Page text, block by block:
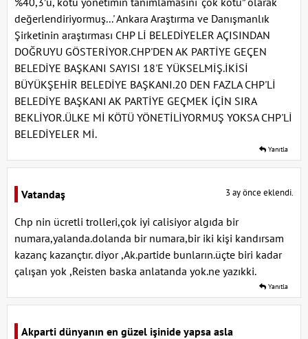
değerlendiriyormuş...' Ankara Araştırma ve Danışmanlık
Şirketinin araştırması CHP Lİ BELEDİYELER AÇISINDAN
DOĞRUYU GÖSTERİYOR.CHP'DEN AK PARTİYE GEÇEN
BELEDİYE BAŞKANI SAYISI 18'E YÜKSELMİŞ.İKİSİ
BÜYÜKŞEHİR BELEDİYE BAŞKANI.20 DEN FAZLA CHP'Lİ
BELEDİYE BAŞKANI AK PARTİYE GEÇMEK İÇİN SIRA
BEKLİYOR.ÜLKE Mİ KÖTÜ YÖNETİLİYORMUŞ YOKSA CHP'Lİ
BELEDİYELER Mİ.
Yanıtla
Vatandaş 3 ay önce eklendi.
Chp nin ücretli trolleri,çok iyi calisiyor algıda bir
numara,yalanda.dolanda bir numara,bir iki kişi kandırsam
kazanç kazançtır. diyor ,Ak.partide bunların.üçte biri kadar
çalışan yok ,Reisten baska anlatanda yok.ne yazıkki.
Yanıtla
Akparti dünyanın en güzel işinide yapsa asla